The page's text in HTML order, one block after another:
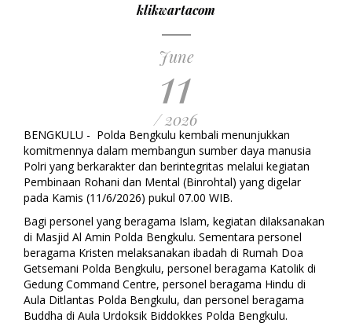
klikwartacom
June
11
/ 2026
BENGKULU - Polda Bengkulu kembali menunjukkan
komitmennya dalam membangun sumber daya manusia
Polri yang berkarakter dan berintegritas melalui kegiatan
Pembinaan Rohani dan Mental (Binrohtal) yang digelar
pada Kamis (11/6/2026) pukul 07.00 WIB.
Bagi personel yang beragama Islam, kegiatan dilaksanakan
di Masjid Al Amin Polda Bengkulu. Sementara personel
beragama Kristen melaksanakan ibadah di Rumah Doa
Getsemani Polda Bengkulu, personel beragama Katolik di
Gedung Command Centre, personel beragama Hindu di
Aula Ditlantas Polda Bengkulu, dan personel beragama
Buddha di Aula Urdoksik Biddokkes Polda Bengkulu.